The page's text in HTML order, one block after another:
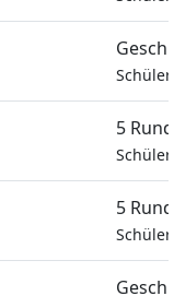
5
5